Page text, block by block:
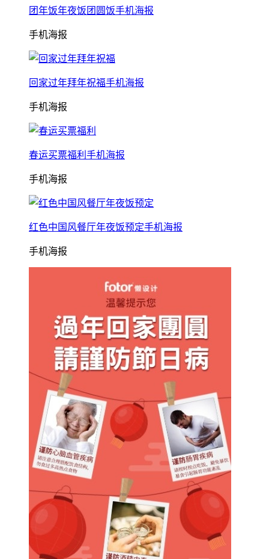
团年饭年夜饭团圆饭手机海报
手机海报
回家过年拜年祝福手机海报
手机海报
春运买票福利手机海报
手机海报
红色中国风餐厅年夜饭预定手机海报
手机海报